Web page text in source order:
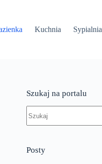
Kuchnia Sypialnia
Szukaj na portalu
wyników
Posty